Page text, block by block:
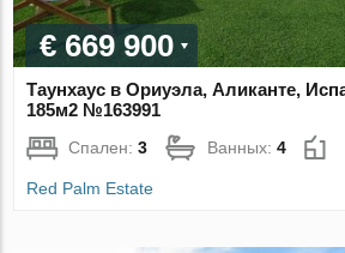
€ 669 900
Таунхаус в Ориуэла, Аликанте,
185м2 №163991
Спален:3 Ванных:4
Red Palm Estate